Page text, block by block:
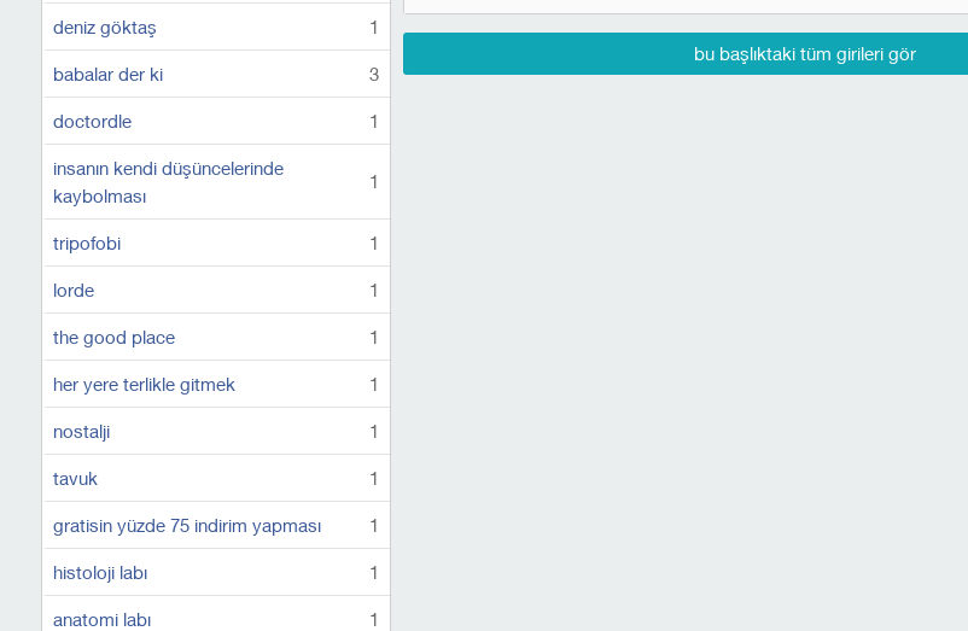
deniz göktaş 1
babalar der ki 3
doctordle 1
insanın kendi düşüncelerinde
kaybolması
1
tripofobi 1
lorde 1
the good place 1
her yere terlikle gitmek 1
nostalji 1
tavuk 1
gratisin yüzde 75 indirim yapması 1
histoloji labı 1
anatomi labı 1
bu başlıktaki tüm girileri gör